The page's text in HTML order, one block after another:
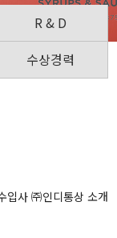
R & D
수상경력
사 ㈜인디통상 소개